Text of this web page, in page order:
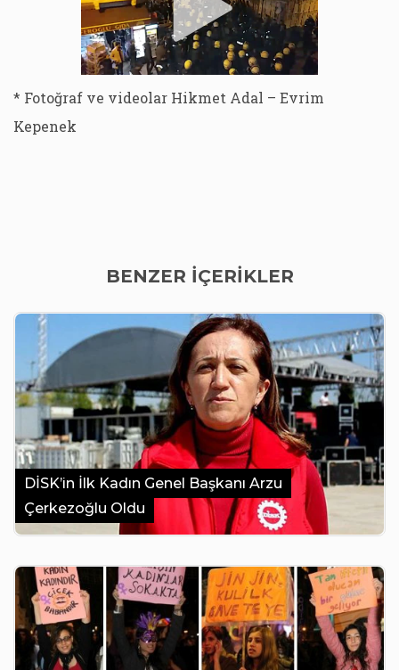
* Fotoğraf ve videolar Hikmet Adal – Evrim
Kepenek
BENZER İÇERİKLER
DİSK’in İlk Kadın Genel Başkanı Arzu
Çerkezoğlu Oldu